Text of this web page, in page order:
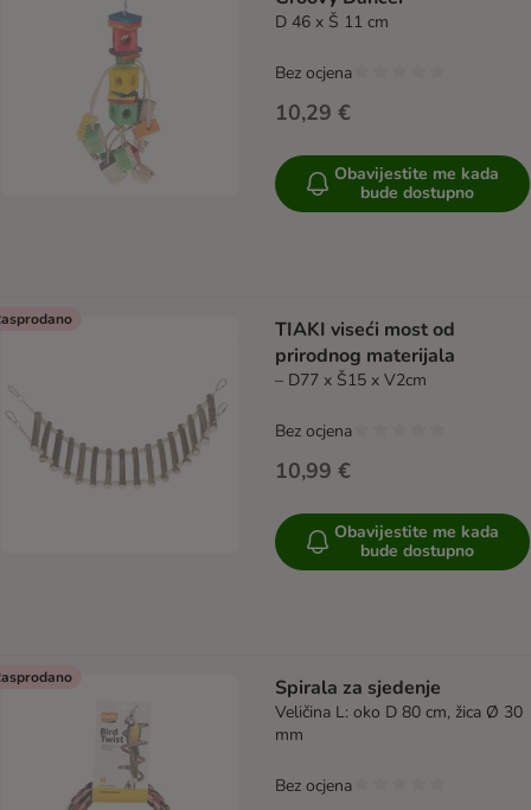
D 46 x Š 11 cm
10,29 €
Bez ocjena
Obavijestite me kada
bude dostupno
TIAKI viseći most od
prirodnog materijala
– D77 x Š15 x V2cm
10,99 €
Bez ocjena
Obavijestite me kada
bude dostupno
Spirala za sjedenje
Veličina L: oko D 80 cm, žica Ø 30
mm
Bez ocjena